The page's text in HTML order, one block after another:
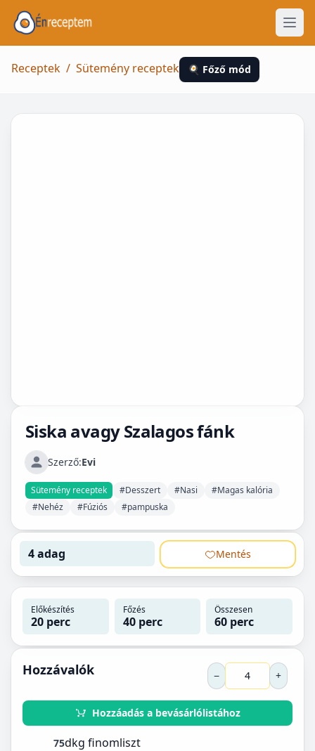
Receptek / Sütemény receptek 🍳 Főző mód
Siska avagy Szalagos fánk
Szerző:Evi
Sütemény receptek #Desszert #Nasi
#Magas kalória
#Nehéz
#Fúziós #pampuska
4 adag Mentés
Előkészítés
20 perc
Főzés
40 perc
Összesen
60 perc
Hozzávalók − +
Hozzáadás a bevásárlólistához
75dkg finomliszt